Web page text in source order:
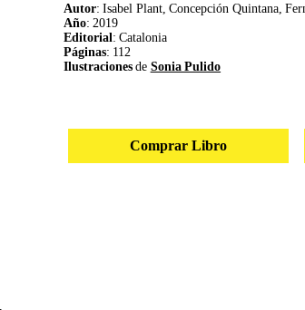
Autor: Isabel Plant, Concepción Quintana,
Año: 2019
Editorial : Catalonia
Páginas: 112
Ilustracionesde Sonia Pulido
Comprar Libro